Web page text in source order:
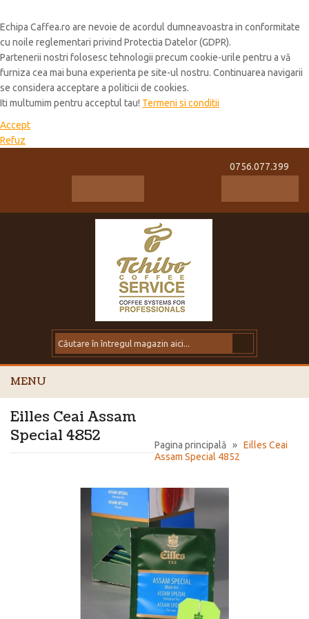
Echipa Caffea.ro are nevoie de acordul dumneavoastra in conformitate
cu noile reglementari privind Protectia Datelor (GDPR).
Partenerii nostri folosesc tehnologii precum cookie-urile pentru a vă
furniza cea mai buna experienta pe site-ul nostru. Continuarea navigarii
se considera acceptare a politicii de cookies.
Iti multumim pentru acceptul tau! Termeni si conditii
Accept
Refuz
0756.077.399
MENU
Pagina principală » Eilles Ceai
Assam Special 4852
Eilles Ceai Assam
Special 4852